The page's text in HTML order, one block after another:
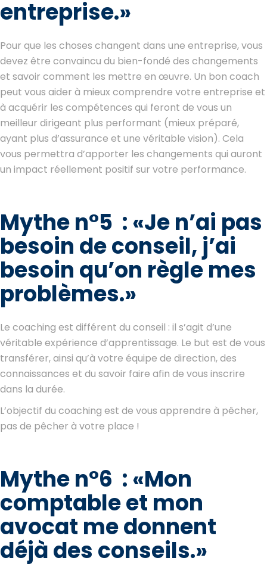
entreprise.»
Pour que les choses changent dans une entreprise, vous
devez être convaincu du bien-fondé des changements
et savoir comment les mettre en œuvre. Un bon coach
peut vous aider à mieux comprendre votre entreprise et
à acquérir les compétences qui feront de vous un
meilleur dirigeant plus performant (mieux préparé,
ayant plus d’assurance et une véritable vision). Cela
vous permettra d’apporter les changements qui auront
un impact réellement positif sur votre performance.
Mythe n°5 :«Je n’ai pas
besoin de conseil, j’ai
besoin qu’on règle mes
problèmes.»
Le coaching est différent du conseil : il s’agit d’une
véritable expérience d’apprentissage. Le but est de vous
transférer, ainsi qu’à votre équipe de direction, des
connaissances et du savoir faire afin de vous inscrire
dans la durée.
L’objectif du coaching est de vous apprendre à pêcher,
pas de pêcher à votre place !
Mythe n°6 :«Mon
comptable et mon
avocat me donnent
déjà des conseils.»